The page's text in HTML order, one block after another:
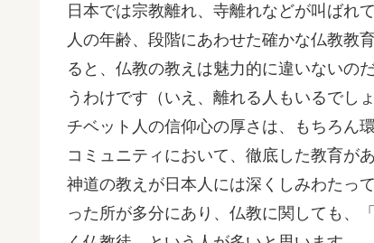
日本では宗教離れ、寺離れなどが叫ばれ
人の年齢、段階にあわせた確かな仏教教
ると、仏教の教えは魅力的に違いないの
うわけです（いえ、離れる人もいるでし
チベット人の信仰心の厚さは、もちろん
コミュニティにおいて、徹底した教育が
神道の教えが日本人には深くしみわた
った所が多分にあり、仏教に関しても、